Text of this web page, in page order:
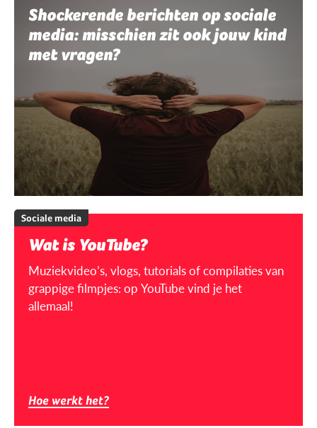
Shockerende berichten op sociale
media: misschien zit ook jouw kind
met vragen?
Sociale media
Wat is YouTube?
Muziekvideo’s, vlogs, tutorials of compilaties van
grappige filmpjes: op YouTube vind je het
allemaal!
Hoe werkt het?